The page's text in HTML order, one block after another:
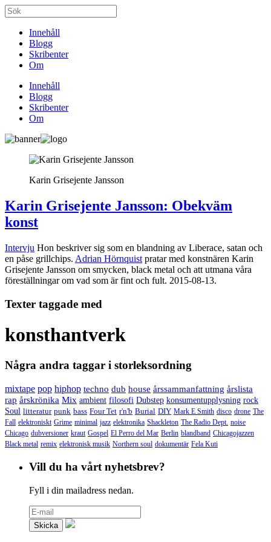
Innehåll
Blogg
Skribenter
Om
Innehåll
Blogg
Skribenter
Om
Karin Grisejente Jansson
Karin Grisejente Jansson: Obekväm
konst
Intervju Hon beskriver sig som en blandning av Liberace, satan och
en påse grillchips. Adrian Hörnquist pratar med konstnären Karin
Grisejente Jansson om smycken, black metal och att utmana våra
föreställningar om vad som är fint och fult. 2015-08-13.
Texter taggade med
konsthantverk
Några andra taggar i storleksordning
mixtape pop hiphop techno dub house årssammanfattning årslista
rap årskrönika Mix ambient filosofi Dubstep konsumentupplysning rock
Soul litteratur punk bass Four Tet r'n'b Burial DIY Mark E Smith disco drone The
Fall elektroniskt Grime minimal jazz elektronika Shackleton The Radio Dept. noise
Chicago dubversioner kraut Gospel El Perro del Mar Berlin blandband Chicagojazzen
Black metal remix elektronisk musik Northern soul dokumentär Fela Kuti
Vill du ha vårt nyhetsbrev?
Fyll i din mailadress nedan.